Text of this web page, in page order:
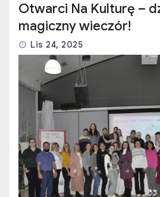
Otwarci Na Kulturę –
magiczny wieczór!
Lis 24, 2025